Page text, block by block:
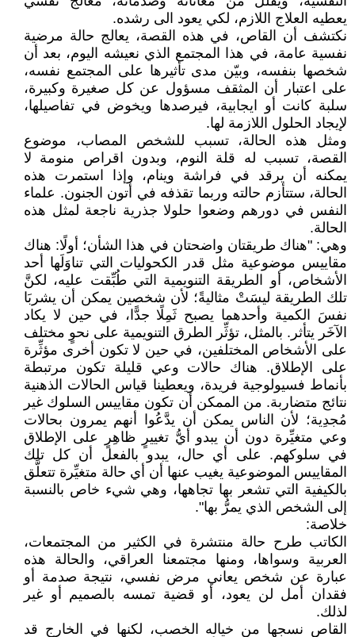
يعطيه العلاج اللازم، لكي يعود الى رشده.
نكتشف أن القاص، في هذه القصة، يعالج حالة مرضية
نفسية عامة، في هذا المجتمع الذي نعيشه اليوم، بعد أن
شخصها بنفسه، وبيّن مدى تأثيرها على المجتمع نفسه،
على اعتبار أن المثقف مسؤول عن كل صغيرة وكبيرة،
سلبة كانت أو ايجابية، فيرصدها ويخوض في تفاصيلها،
لإيجاد الحلول اللازمة لها.
ومثل هذه الحالة، تسبب للشخص المصاب، موضوع
القصة، تسبب له قلة النوم، وبدون اقراص منومة لا
يمكنه أن يرقد في فراشة وينام، وإذا استمرت هذه
الحالة، ستتأزم حالته وربما تقذفه في أتون الجنون. علماء
النفس في دورهم وضعوا حلولا جذرية ناجعة لمثل هذه
الحالة.
وهي: "هناك طريقتان واضحتان في هذا الشأن؛ أولًا: هناك
مقاييس موضوعية مثل قدر الكحوليات التي تناوَلَها أحد
الأشخاص، أو الطريقة التنويمية التي طُبِّقت عليه، لكنَّ
تلك الطريقة ليسَتْ مثاليةً؛ لأن شخصين يمكن أن يشربَا
نفسَ الكمية وأحدهما يصبح ثَمِلًا جدًّا، في حين لا يكاد
الآخَر يتأثر. بالمثل، تؤثِّر الطرق التنويمية على نحوٍ مختلف
على الأشخاص المختلفين، في حين لا تكون أخرى مؤثِّرة
على الإطلاق. هناك حالات وعي قليلة تكون مرتبطة
بأنماط فسيولوجية فريدة، ويعطينا قياس الحالات الذهنية
نتائج متضاربة. من الممكن أن تكون مقاييس السلوك غير
مُجدِية؛ لأن الناس يمكن أن يدَّعُوا أنهم يمرون بحالات
وعي متغيِّرة دون أن يبدو أيُّ تغييرٍ ظاهِرٍ على الإطلاق
في سلوكهم. على أي حال، يبدو بالفعل أن كل تلك
المقاييس الموضوعية يغيب عنها أن أي حالة متغيِّرة تتعلَّق
بالكيفية التي تشعر بها تجاهها، وهي شيء خاص بالنسبة
إلى الشخص الذي يمرُّ بها".
خلاصة:
الكاتب طرح حالة منتشرة في الكثير من المجتمعات،
العربية وسواها، ومنها مجتمعنا العراقي، والحالة هذه
عبارة عن شخص يعاني مرض نفسي، نتيجة صدمة أو
فقدان أمل لن يعود، أو قضية تمسه بالصميم أو غير
لذلك.
القاص نسجها من خياله الخصب، لكنها في الخارج قد